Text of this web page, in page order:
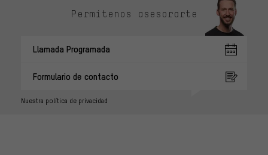
Permítenos asesorarte
Llamada Programada
Formulario de contacto
Nuestra política de privacidad